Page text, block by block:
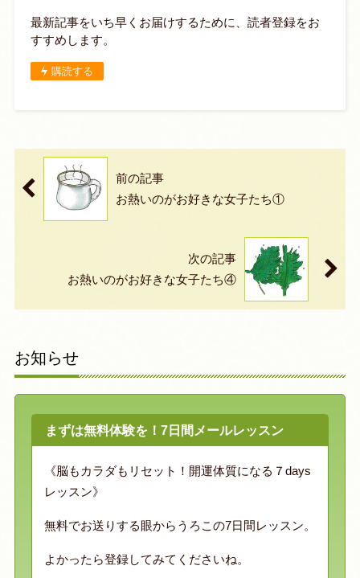
最新記事をいち早くお届けするために、読者登録をお
すすめします。
購読する
前の記事
お熱いのがお好きな女子たち①
次の記事
お熱いのがお好きな女子たち④
お知らせ
まずは無料体験を！7日間メールレッスン
《脳もカラダもリセット！開運体質になる７days
レッスン》
無料でお送りする眼からうろこの7日間レッスン。
よかったら登録してみてくださいね。